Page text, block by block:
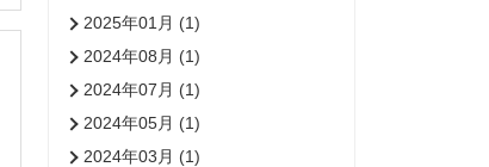
2025年01月 (1)
2024年08月 (1)
2024年07月 (1)
2024年05月 (1)
2024年03月 (1)